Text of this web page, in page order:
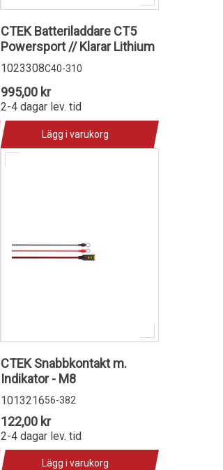
CTEK Batteriladdare CT5
Powersport // Klarar Lithium
1023308C40-310
995,00 kr
2-4 dagar lev. tid
Lägg i varukorg
CTEK Snabbkontakt m.
Indikator - M8
101321656-382
122,00 kr
2-4 dagar lev. tid
Lägg i varukorg